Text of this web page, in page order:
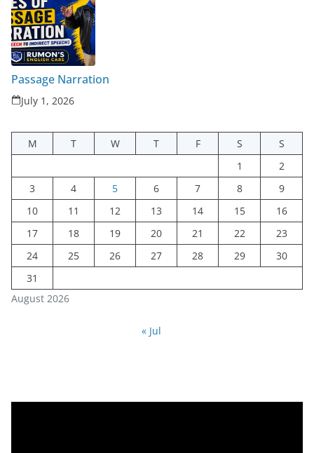
Passage Narration
July 1, 2026
August 2026
M T W T F S
S
1
2
3
4 5 6 7 8
9
10
11 12 13 14 15
16
17
18 19 20 21 22
23
24
25 26 27 28 29
30
31
« Jul